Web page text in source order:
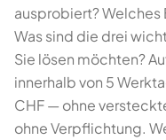
ausprobiert? Welches
Was sind die drei
Sie lösen möchten?
innerhalb von 5
CHF — ohne
ohne Verpflichtung.